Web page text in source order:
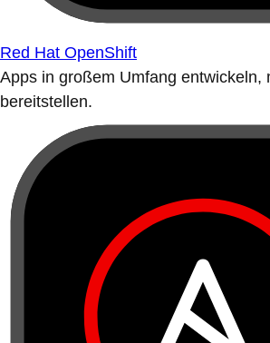
Red Hat OpenShift
Apps in großem Umfang entwickeln,
bereitstellen.